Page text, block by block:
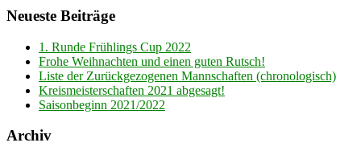
Neueste Beiträge
1. Runde Frühlings Cup 2022
Frohe Weihnachten und einen guten Rutsch!
Liste der Zurückgezogenen Mannschaften (chronologisch)
Kreismeisterschaften 2021 abgesagt!
Saisonbeginn 2021/2022
Archiv